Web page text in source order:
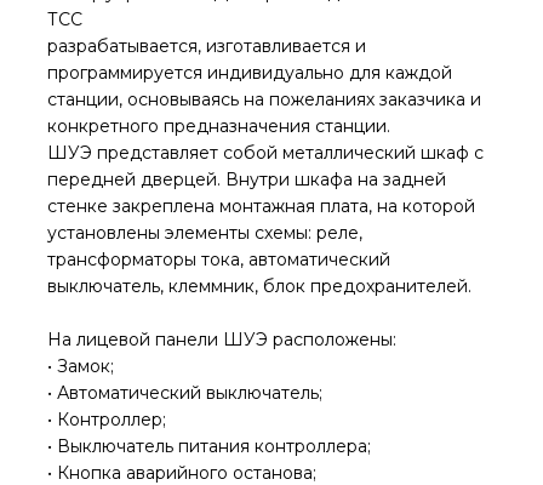
ТСС
разрабатывается, изготавливается и
программируется индивидуально для каждой
станции, основываясь на пожеланиях заказчика и
конкретного предназначения станции.
ШУЭ представляет собой металлический шкаф с
передней дверцей. Внутри шкафа на задней
стенке закреплена монтажная плата, на которой
установлены элементы схемы: реле,
трансформаторы тока, автоматический
выключатель, клеммник, блок предохранителей.
На лицевой панели ШУЭ расположены:
• Замок;
• Автоматический выключатель;
• Контроллер;
• Выключатель питания контроллера;
• Кнопка аварийного останова;